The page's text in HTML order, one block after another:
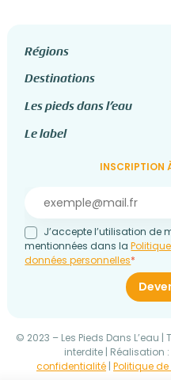
Régions
Destinations
Les pieds dans l’eau
Le label
INSCRIPTION
J’accepte l’utilisation de
mentionnées dans la
données personnelles*
© 2023 – Les Pieds Dans L’eau
interdite | Réalisation :
confidentialité| Politique de